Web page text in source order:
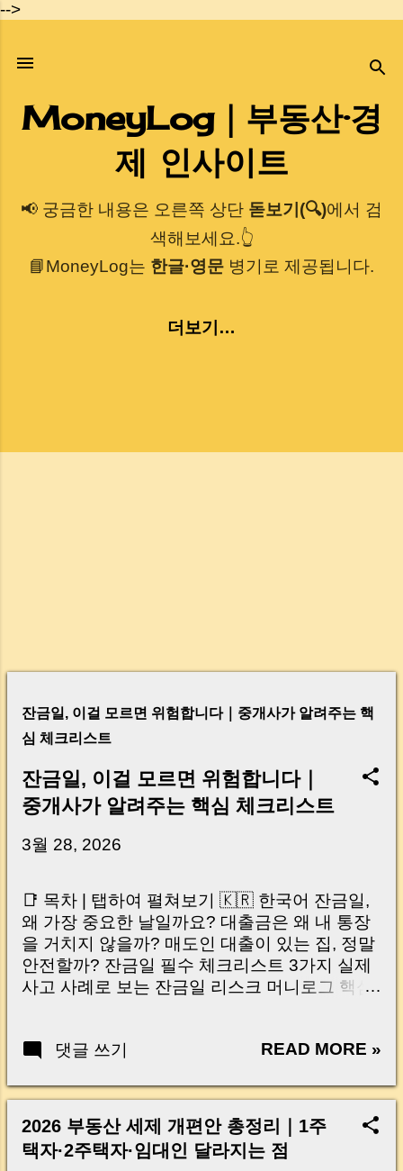
-->
기본 콘텐츠로 건너뛰기
MoneyLog｜부동산·경
제 인사이트
📢 궁금한 내용은 오른쪽 상단 돋보기(🔍)에서 검
색해보세요.👆
📘MoneyLog는 한글·영문 병기로 제공됩니다.
더보기…
글
잔금일, 이걸 모르면 위험합니다｜중개사가 알려주는 핵
심 체크리스트
잔금일, 이걸 모르면 위험합니다｜
중개사가 알려주는 핵심 체크리스트
3월 28, 2026
📑 목차 | 탭하여 펼쳐보기 🇰🇷 한국어 잔금일,
왜 가장 중요한 날일까요? 대출금은 왜 내 통장
을 거치지 않을까? 매도인 대출이 있는 집, 정말
안전할까? 잔금일 필수 체크리스트 3가지 실제
사고 사례로 보는 잔금일 리스크 머니로그 핵심
Your Account Is It Safe If the Seller Has a
Real Risks and Mistakes to Avoid MoneyLog
Key Takeaway 혹시 이런 생각 해보신 적 있으
신가요? “잔금일… 그냥 돈 보내고 끝나는 거 아
닌가요?” 하지만 현장에서 보면 전혀 그렇지 않
댓글 쓰기 READ MORE »
2026 부동산 세제 개편안 총정리｜1주
택자·2주택자·임대인 달라지는 점